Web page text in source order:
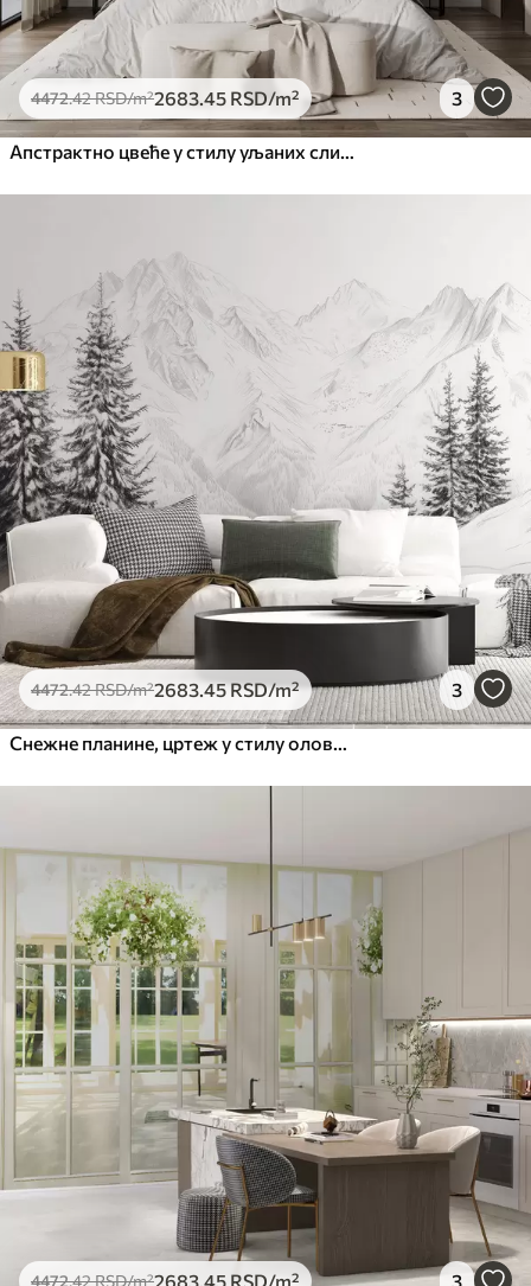
Peel and Stick
8166.674900.00RSD/m²
4472.42RSD/m²2683 .45 RSD/m² 3
4472.42RSD/m²2683 .45RSD/m² 3
4472.42RSD/m²2683 .45 RSD/m² 3